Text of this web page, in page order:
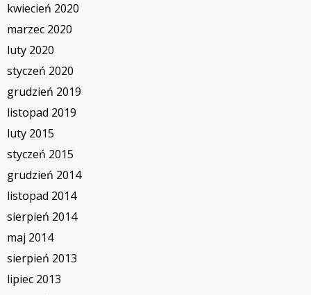
kwiecień 2020
marzec 2020
luty 2020
styczeń 2020
grudzień 2019
listopad 2019
luty 2015
styczeń 2015
grudzień 2014
listopad 2014
sierpień 2014
maj 2014
sierpień 2013
lipiec 2013